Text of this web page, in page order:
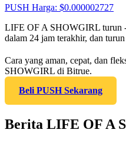
PUSH Harga: $0.000002727
LIFE OF A SHOWGIRL turun
dalam 24 jam terakhir, dan
Cara yang aman, cepat, dan
SHOWGIRL di Bitrue.
Beli PUSH Sekarang
Berita LIFE OF A